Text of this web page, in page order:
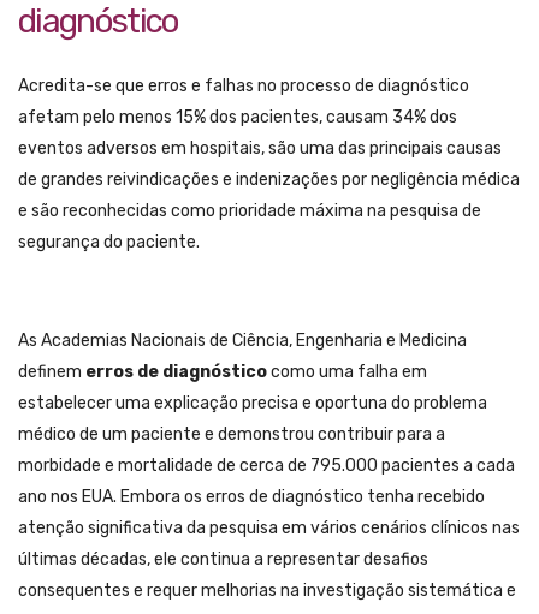
diagnóstico
Acredita-se que erros e falhas no processo de diagnóstico
afetam pelo menos 15% dos pacientes, causam 34% dos
eventos adversos em hospitais, são uma das principais causas
de grandes reivindicações e indenizações por negligência médica
e são reconhecidas como prioridade máxima na pesquisa de
segurança do paciente.
As Academias Nacionais de Ciência, Engenharia e Medicina
definem erros de diagnósticocomo uma falha em
estabelecer uma explicação precisa e oportuna do problema
médico de um paciente e demonstrou contribuir para a
morbidade e mortalidade de cerca de 795.000 pacientes a cada
ano nos EUA. Embora os erros de diagnóstico tenha recebido
atenção significativa da pesquisa em vários cenários clínicos nas
últimas décadas, ele continua a representar desafios
consequentes e requer melhorias na investigação sistemática e